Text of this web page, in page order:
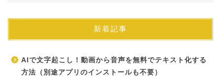
新着記事
AIで文字起こし！動画から音声を無料でテキスト化する
方法（別途アプリのインストールも不要）